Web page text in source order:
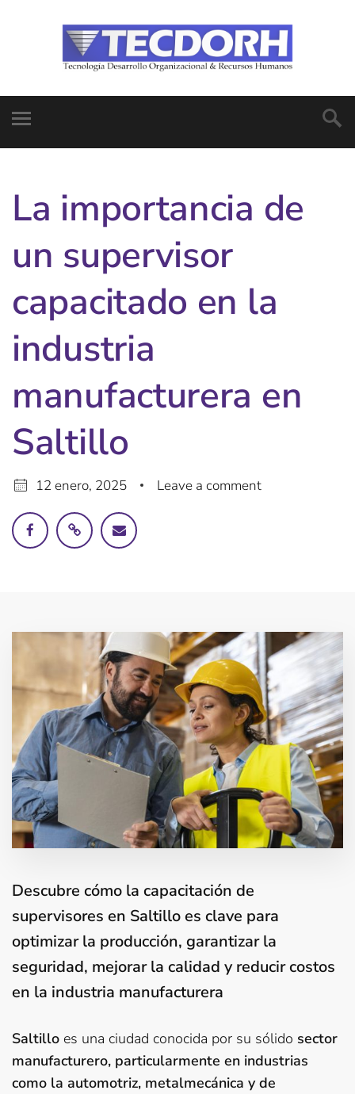
La importancia de
un supervisor
capacitado en la
industria
manufacturera en
Saltillo
12 enero, 2025 Leave a comment
Descubre cómo la capacitación de
supervisores en Saltillo es clave para
optimizar la producción, garantizar la
seguridad, mejorar la calidad y reducir costos
en la industria manufacturera
Saltillo es una ciudad conocida por su sólido sector
manufacturero, particularmente en industrias
como la automotriz, metalmecánica y de